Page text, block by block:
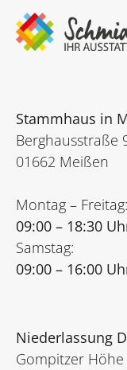
Stammhaus in
Berghausstraße
01662 Meißen
Montag – Freitag:
09:00 – 18:30
Samstag:
09:00 – 16:00
Niederlassung
Gompitzer Höhe